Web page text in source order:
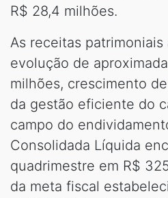
R$ 28,4 milhões.
As receitas patrimoniais
evolução de
milhões, crescimento
da gestão eficiente do
campo do
Consolidada Líquida
quadrimestre em R$
da meta fiscal